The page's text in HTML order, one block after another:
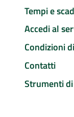
Tempi e
Accedi al
Condizioni
Contatti
Strumenti